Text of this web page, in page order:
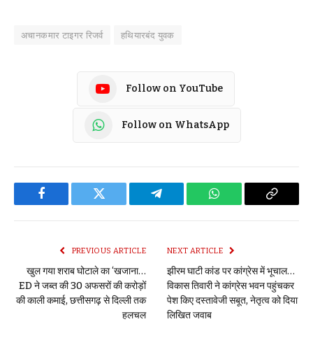
अचानकमार टाइगर रिजर्व हथियारबंद युवक
Follow on YouTube
Follow on WhatsApp
Facebook Twitter Telegram WhatsApp Copy
PREVIOUS ARTICLE
खुल गया शराब घोटाले का ‘खजाना…
ED ने जब्त की 30 अफसरों की करोड़ों
की काली कमाई, छत्तीसगढ़ से दिल्ली तक
हलचल
NEXT ARTICLE
झीरम घाटी कांड पर कांग्रेस में भूचाल…
विकास तिवारी ने कांग्रेस भवन पहुंचकर
पेश किए दस्तावेजी सबूत, नेतृत्व को दिया
लिखित जवाब